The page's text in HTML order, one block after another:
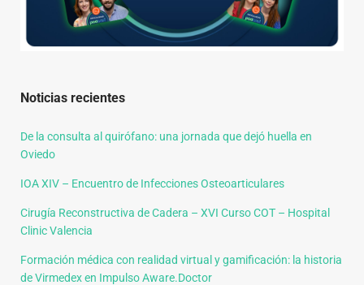
Noticias recientes
De la consulta al quirófano: una jornada que dejó huella en
Oviedo
IOA XIV – Encuentro de Infecciones Osteoarticulares
Cirugía Reconstructiva de Cadera – XVI Curso COT – Hospital
Clinic Valencia
Formación médica con realidad virtual y gamificación: la historia
de Virmedex en Impulso Aware.Doctor